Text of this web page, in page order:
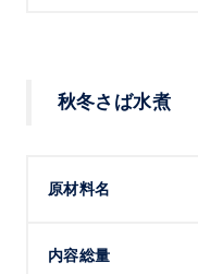
秋冬さば水煮
原材料名
内容総量